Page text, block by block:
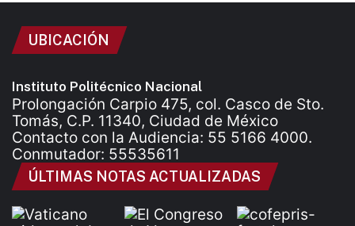
UBICACIÓN
Instituto Politécnico Nacional
Prolongación Carpio 475, col. Casco de Sto.
Tomás, C.P. 11340, Ciudad de México
Contacto con la Audiencia: 55 5166 4000.
Conmutador: 55535611
ÚLTIMAS NOTAS ACTUALIZADAS